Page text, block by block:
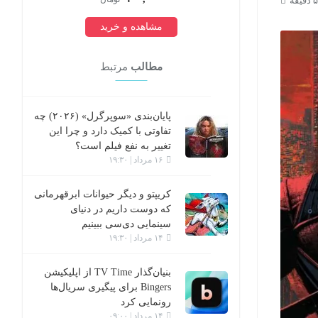
مشاهده و خرید
مطالب مرتبط
پایان‌بندی «سوپرگرل» (۲۰۲۶) چه
تفاوتی با کمیک دارد و چرا این
تغییر به نفع فیلم است؟
۱۶ مرداد | ۱۹:۳۰
کریپتو و دیگر حیوانات ابرقهرمانی
که دوست داریم در دنیای
سینمایی دی‌سی ببینیم
۱۴ مرداد | ۱۹:۳۰
بنیان‌گذار TV Time از اپلیکیشن
Bingers برای پیگیری سریال‌ها
رونمایی کرد
۱۴ مرداد | ۰۹:۰۰